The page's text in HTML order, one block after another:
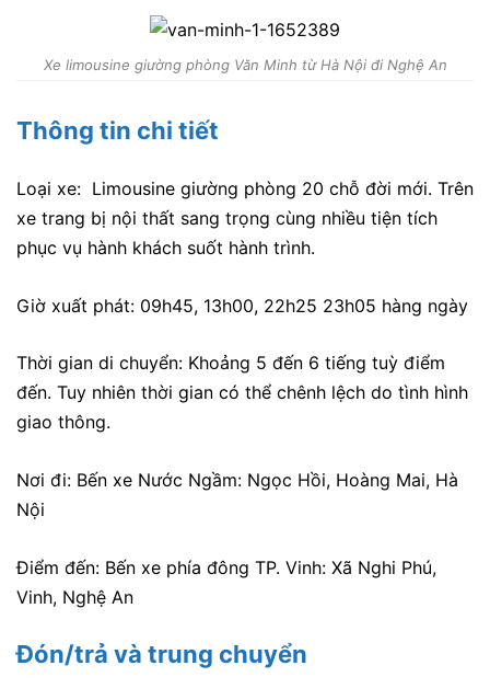
Xe limousine giường phòng Văn Minh từ Hà Nội đi Nghệ An
Thông tin chi tiết
Loại xe: Limousine giường phòng 20 chỗ đời mới. Trên
xe trang bị nội thất sang trọng cùng nhiều tiện tích
phục vụ hành khách suốt hành trình.
Giờ xuất phát: 09h45, 13h00, 22h25 23h05 hàng ngày
Thời gian di chuyển: Khoảng 5 đến 6 tiếng tuỳ điểm
đến. Tuy nhiên thời gian có thể chênh lệch do tình hình
giao thông.
Nơi đi: Bến xe Nước Ngầm: Ngọc Hồi, Hoàng Mai, Hà
Nội
Điểm đến: Bến xe phía đông TP. Vinh: Xã Nghi Phú,
Vinh, Nghệ An
Đón/trả và trung chuyển